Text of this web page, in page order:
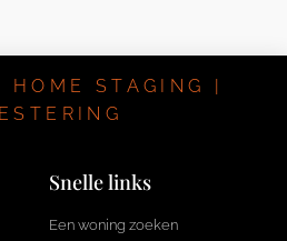
HOME STAGING |
Snelle links
Een woning zoeken